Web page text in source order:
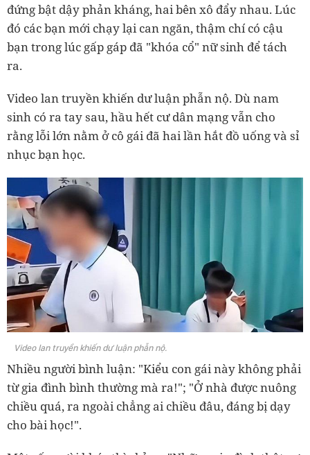
đứng bật dậy phản kháng, hai bên xô đẩy nhau. Lúc
đó các bạn mới chạy lại can ngăn, thậm chí có cậu
bạn trong lúc gấp gáp đã "khóa cổ" nữ sinh để tách
ra.
Video lan truyền khiến dư luận phẫn nộ. Dù nam
sinh có ra tay sau, hầu hết cư dân mạng vẫn cho
rằng lỗi lớn nằm ở cô gái đã hai lần hắt đồ uống và sỉ
nhục bạn học.
Video lan truyền khiến dư luận phẫn nộ.
Nhiều người bình luận: "Kiểu con gái này không phải
từ gia đình bình thường mà ra!"; "Ở nhà được nuông
chiều quá, ra ngoài chẳng ai chiều đâu, đáng bị dạy
cho bài học!".